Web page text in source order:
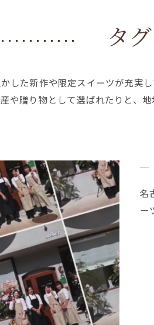
タ
した新作や限定スイーツが充実
や贈り物として選ばれたりと、
名
ー